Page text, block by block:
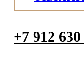
+7 912